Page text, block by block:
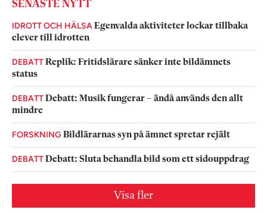
SENASTE NYTT
IDROTT OCH HÄLSAEgenvalda aktiviteter lockar tillbaka
elever till idrotten
DEBATTReplik: Fritidslärare sänker inte bildämnets
status
DEBATTDebatt: Musik fungerar – ändå används den allt
mindre
FORSKNING Bildlärarnas syn på ämnet spretar rejält
DEBATTDebatt: Sluta behandla bild som ett sidouppdrag
Visa fler